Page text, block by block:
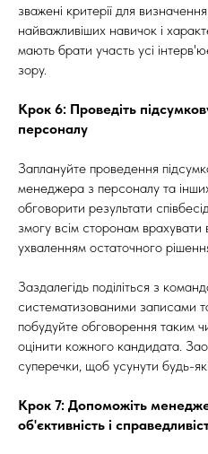
зважені критерії для
найважливіших навичок і
мають брати участь усі
зору.
Крок 6: Проведіть
персоналу
Заплануйте проведення
менеджера з персоналу та
обговорити результати
змогу всім сторонам врахувати
ухваленням остаточного
Заздалегідь поділіться з
систематизованими записами
побудуйте обговорення таким
оцінити кожного кандидата.
суперечки, щоб усунути будь-
Крок 7: Допоможіть
об'єктивність і